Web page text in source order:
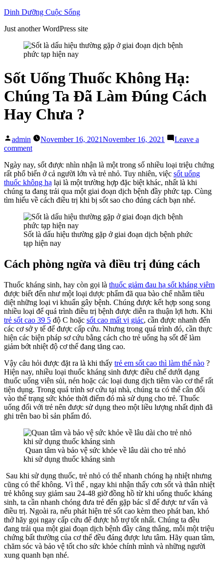
Skip
content
Dinh Dưỡng Cuộc Sống
Just another WordPress site
Sốt Uống Thuốc Không Hạ:
Chúng Ta Đã Làm Đúng Cách
Hay Chưa ?
Posted
by
admin November 16, 2021November 16, 2021
Leave a
commenton
Uống
Thuốc
Không
Hạ:
Chúng
Đã
Làm
Đúng
Cách
Chưa
?
Ngày nay, sốt được nhìn nhận là một trong số nhiều loại triệu chứng
rất phổ biến ở cả người lớn và trẻ nhỏ. Tuy nhiên, việc sốt uống
thuốc không hạ lại là một trường hợp đặc biệt khác, nhất là khi
chúng ta đang trải qua một giai đoạn dịch bệnh đầy phức tạp. Cùng
tìm hiểu về cách điều trị khi bị sốt sao cho đúng cách bạn nhé.
Sốt là dấu hiệu thường gặp ở giai đoạn dịch bệnh phức
tạp hiện nay
Cách phòng ngừa và điều trị đúng cách
Thuốc kháng sinh, hay còn gọi là thuốc giảm đau hạ sốt kháng viêm
được biết đến như một loại dược phẩm đã qua bào chế nhằm tiêu
diệt những loại vi khuẩn gây bệnh. Chúng được kết hợp song song
nhiều loại để quá trình điều trị bệnh được diễn ra thuận lợi hơn. Khi
trẻ sốt cao 39 5 độ C hoặc sốt cao mất vị giác, cần được nhanh đến
các cơ sở y tế để được cấp cứu. Nhưng trong quá trình đó, cần thực
hiện các biện pháp sơ cứu bằng cách cho trẻ uống hạ sốt để làm
giảm bớt nhiệt độ cơ thể đang tăng cao.
Vậy câu hỏi được đặt ra là khi thấy trẻ em sốt cao thì làm thế nào ?
Hiện nay, nhiều loại thuốc kháng sinh được điều chế dưới dạng
thuốc uống viên sủi, nén hoặc các loại dung dịch tiêm vào cơ thể rất
tiện dụng. Trong quá trình sơ cứu tại nhà, chúng ta có thể cân đối
vào thể trạng sức khỏe thời điểm đó mà sử dụng cho trẻ. Thuốc
uống đối với trẻ nên được sử dụng theo một liều lượng nhất định đã
ghi trên bao bì sản phẩm đó.
Quan tâm và bảo vệ sức khỏe về lâu dài cho trẻ nhỏ
khi sử dụng thuốc kháng sinh
Sau khi sử dụng thuốc, trẻ nhỏ có thể nhanh chóng hạ nhiệt nhưng
cũng có thể không. Vì thế , ngay khi nhận thấy cơn sốt và thân nhiệt
trẻ không suy giảm sau 24-48 giờ đồng hồ từ khi uống thuốc kháng
sinh, ta cần nhanh chóng đưa trẻ đến gặp bác sĩ để được tư vấn và
điều trị. Ngoài ra, nếu phát hiện trẻ sốt cao kèm theo phát ban, khó
thở hãy gọi ngay cấp cứu để được hỗ trợ tốt nhất. Chúng ta đều
đang trải qua một giai đoạn dịch bệnh đầy căng thẳng, mỗi một triệu
chứng bất thường của cơ thể đều đáng được lưu tâm. Hãy quan tâm,
chăm sóc và bảo vệ tốt cho sức khỏe chính mình và những người
xung quanh bạn nhé.